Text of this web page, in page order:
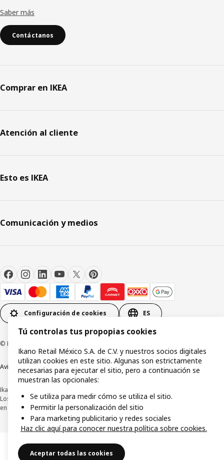
Saber más
Contáctanos
Comprar en IKEA
Atención al cliente
Esto es IKEA
Comunicación y medios
Configuración de cookies ES
© Inter IKEA Systems B.V.1999-2026
Aviso de privacidad Política de cookies Términos y condiciones de uso
Ikano Retail México, S.A. de C.V.
Los precios publicados en este sitio web, catálogo digital, tiendas, así como
en cualquier otro medio, se encuentran en pesos mexicanos e incluyen IVA.
Tú controlas tus propopias cookies
Ikano Retail México S.A. de C.V. y nuestros socios digitales
utilizan cookies en este sitio. Algunas son estrictamente
necesarias para ejecutar el sitio, pero a continuación se
muestran las opcionales:
Se utiliza para medir cómo se utiliza el sitio.
Permitir la personalización del sitio
Para marketing publicitario y redes sociales
Haz clic aquí para conocer nuestra política sobre cookies.
Aceptar todas las cookies